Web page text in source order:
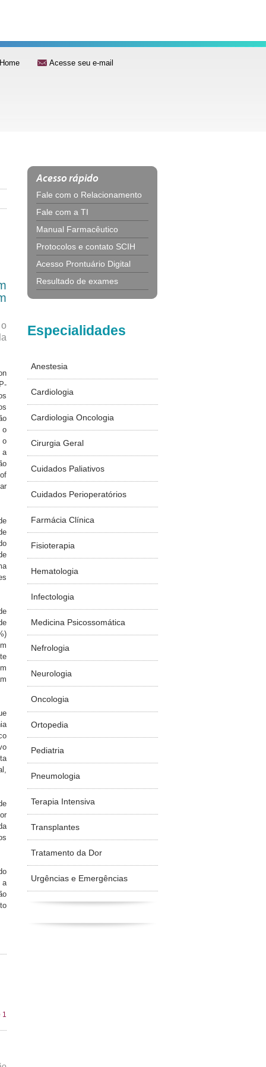
Home Acesse seu e-mail
o
o
a
a
1
Acesso rápido
Fale com o Relacionamento
Fale com a TI
Manual Farmacêutico
Protocolos e contato SCIH
Acesso Prontuário Digital
Resultado de exames
Especialidades
Anestesia
Cardiologia
Cardiologia Oncologia
Cirurgia Geral
Cuidados Paliativos
Cuidados Perioperatórios
Farmácia Clínica
Fisioterapia
Hematologia
Infectologia
Medicina Psicossomática
Nefrologia
Neurologia
Oncologia
Ortopedia
Pediatria
Pneumologia
Terapia Intensiva
Transplantes
Tratamento da Dor
Urgências e Emergências